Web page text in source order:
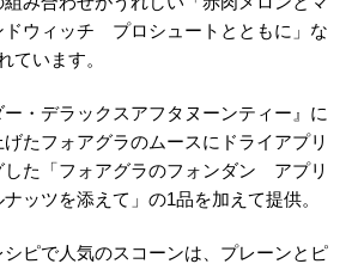
ドウィッチ プロシュートとともに」な
ています。
ー・デラックスアフタヌーンティー』に
たフォアグラのムースにドライアプリ
した「フォアグラのフォンダン アプリ
ッツを添えて」の1品を加えて提供。
ピで人気のスコーンは、プレーンとピ